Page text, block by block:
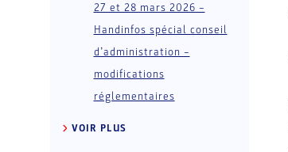
27 et 28 mars 2026 –
Handinfos spécial conseil
d’administration –
modifications
réglementaires
VOIR PLUS